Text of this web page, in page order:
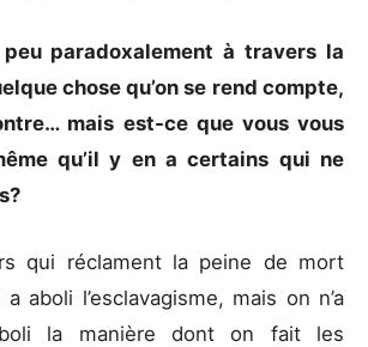
peu paradoxalement à travers la
chose qu’on se rend compte,
mais est-ce que vous vous
qu’il y en a certains qui ne
qui réclament la peine de mort
a aboli l’esclavagisme, mais on n’a
la manière dont on fait les